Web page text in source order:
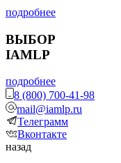
подробнее
ВЫБОР
IAMLP
подробнее
8 (800) 700-41-98
mail@iamlp.ru
Телеграмм
Вконтакте
назад